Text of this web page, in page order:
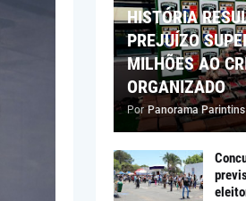
HISTÓRIA
PREJUÍZO
MILHÕES AO
ORGANIZADO
Por Panorama Parintins